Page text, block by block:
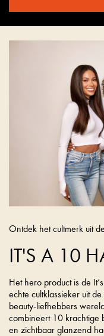
Ontdek het cultmerk uit
IT'S A 10
Het hero product is de
echte cultklassieker uit
beauty-liefhebbers
combineert 10 krachtige
en zichtbaar glanzend